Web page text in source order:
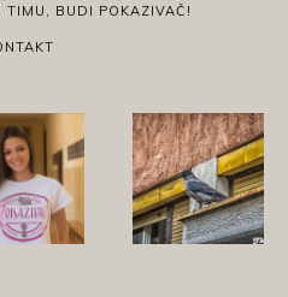
TIMU, BUDI POKAZIVAČ!